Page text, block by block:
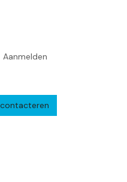
Aanmelden
Bedrijf Verzenden en